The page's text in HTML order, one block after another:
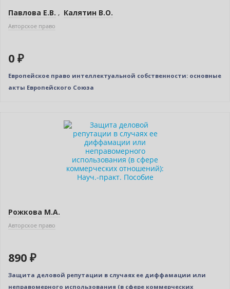
Павлова Е.В. , Калятин В.О.
Авторское право
0 ₽
Европейское право интеллектуальной собственности: основные
акты Европейского Союза
Рожкова М.А.
Авторское право
890 ₽
Защита деловой репутации в случаях ее диффамации или
неправомерного использования (в сфере коммерческих